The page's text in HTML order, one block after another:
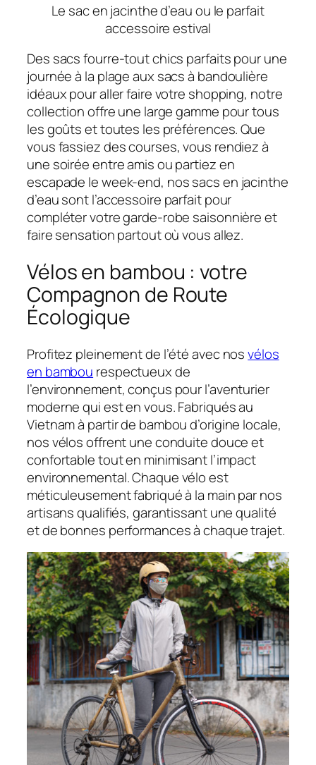
Le sac en jacinthe d’eau ou le parfait
accessoire estival
Des sacs fourre-tout chics parfaits pour une
journée à la plage aux sacs à bandoulière
idéaux pour aller faire votre shopping, notre
collection offre une large gamme pour tous
les goûts et toutes les préférences. Que
vous fassiez des courses, vous rendiez à
une soirée entre amis ou partiez en
escapade le week-end, nos sacs en jacinthe
d’eau sont l’accessoire parfait pour
compléter votre garde-robe saisonnière et
faire sensation partout où vous allez.
Vélos en bambou : votre
Compagnon de Route
Écologique
Profitez pleinement de l’été avec nosvélos
en bambou respectueux de
l’environnement, conçus pour l’aventurier
moderne qui est en vous. Fabriqués au
Vietnam à partir de bambou d’origine locale,
nos vélos offrent une conduite douce et
confortable tout en minimisant l’impact
environnemental. Chaque vélo est
méticuleusement fabriqué à la main par nos
artisans qualifiés, garantissant une qualité
et de bonnes performances à chaque trajet.